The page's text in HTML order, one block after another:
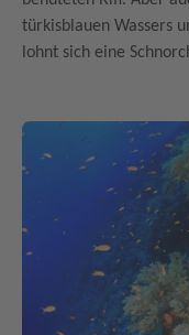
türkisblauen Wassers
lohnt sich eine